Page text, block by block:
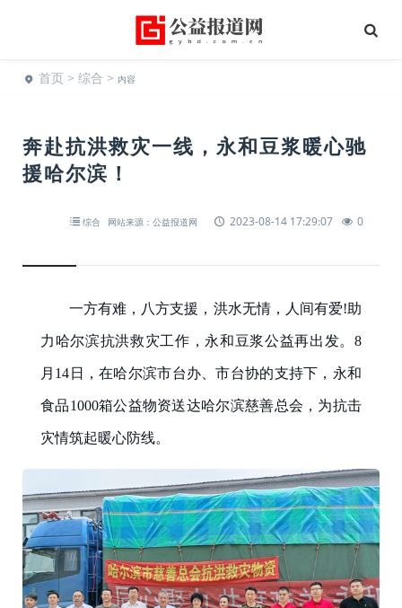
首页 > 综合 > 内容
奔赴抗洪救灾一线，永和豆浆暖心驰
援哈尔滨！
综合 网站来源：公益报道网 2023-08-14 17:29:07 0
一方有难，八方支援，洪水无情，人间有爱!助
力哈尔滨抗洪救灾工作，永和豆浆公益再出发。8
月14日，在哈尔滨市台办、市台协的支持下，永和
食品1000箱公益物资送达哈尔滨慈善总会，为抗击
灾情筑起暖心防线。